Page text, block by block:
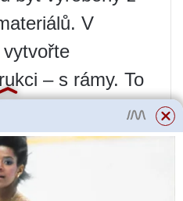
V
– s rámy. To
otevřít
sezóně a v
udržet zcela